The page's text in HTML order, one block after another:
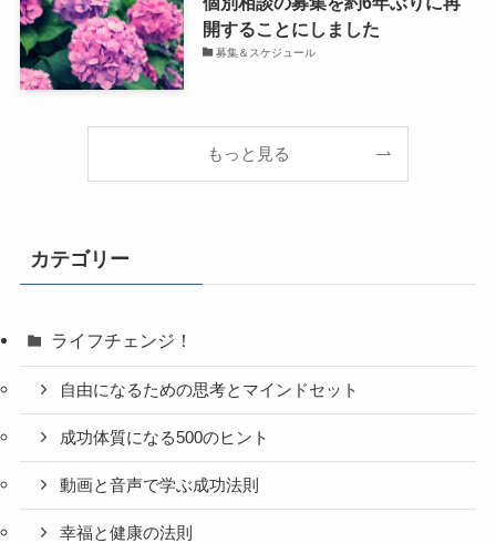
開することにしました
募集＆スケジュール
もっと見る
カテゴリー
ライフチェンジ！
自由になるための思考とマインドセット
成功体質になる500のヒント
動画と音声で学ぶ成功法則
幸福と健康の法則